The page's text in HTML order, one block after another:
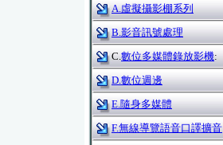
A.虛擬攝影棚系列
B.影音訊號處理
C.數位多媒體錄放影機:
D.數位週邊
E.隨身多媒體
F.無線導覽語音口譯擴音